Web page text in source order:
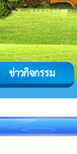
ข่าวกิจกรรม